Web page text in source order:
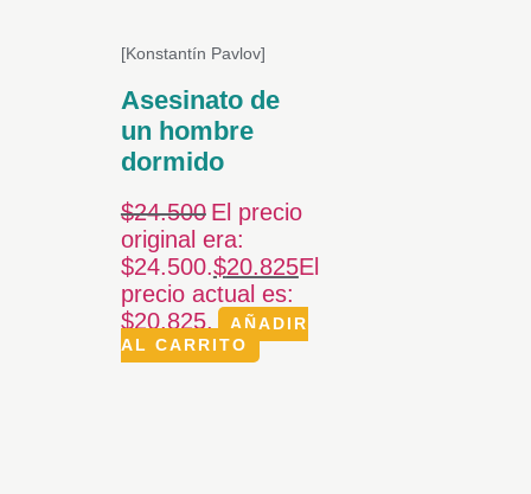
[Konstantín Pavlov]
Asesinato de
un hombre
dormido
$24.500 El precio
original era:
$24.500.$20.825El
precio actual es:
$20.825.
AÑADIR
AL CARRITO